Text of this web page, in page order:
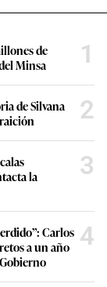
de
Minsa
1
de Silvana
2
la
3
Carlos
a un año
4